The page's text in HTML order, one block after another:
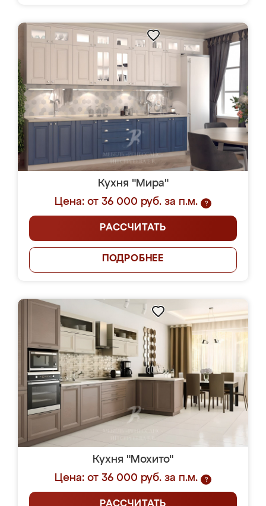
Кухня "Мира"
Цена: от 36 000 руб. за п.м.
?
РАССЧИТАТЬ
ПОДРОБНЕЕ
Кухня "Мохито"
Цена: от 36 000 руб. за п.м.
?